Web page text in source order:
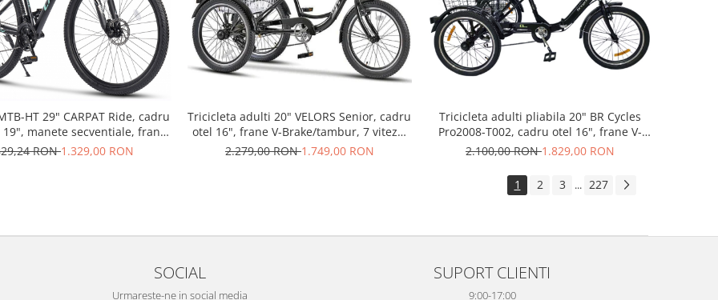
HT 29" CARPAT Ride, cadru
manete secventiale, frane
21 viteze, negru/turcoaz
RON1.329,00 RON
Tricicleta adulti 20" VELORS Senior, cadru
otel 16", frane V-Brake/tambur, 7 viteze,
negru
2.279,00 RON1.749,00 RON
Tricicleta adulti pliabila 20" BR Cycles
Pro2008-T002, cadru otel 16", frane V-
Brake/tambur, 7 viteze, negru
2.100,00 RON1.829,00 RON
1 2 3 ... 227
SOCIAL
Urmareste-ne in social media
SUPORT CLIENTI
9:00-17:00